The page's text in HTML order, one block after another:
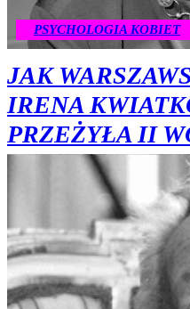
PSYCHOLOGIA KOBIET
JAK
IRENA
PRZEŻYŁA II